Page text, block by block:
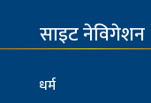
साइट नेविगेशन
धर्म